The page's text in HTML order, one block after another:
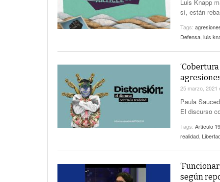
Luis Knapp
sí, están
Tags:
Defensa luis
25 marzo, 2021
Paula
El discurso
Tags: Artículo 19
realidad
según